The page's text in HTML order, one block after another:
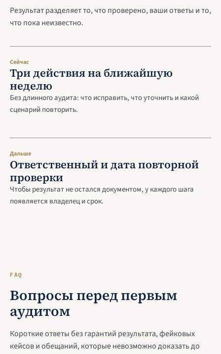
Результат разделяет то, что проверено, ваши ответы и то,
что пока неизвестно.
Сейчас
Три действия на ближайшую
неделю
Без длинного аудита: что исправить, что уточнить и какой
сценарий повторить.
Дальше
Ответственный и дата повторной
проверки
Чтобы результат не остался документом, у каждого шага
появляется владелец и срок.
FAQ
Вопросы перед первым
аудитом
Короткие ответы без гарантий результата, фейковых
кейсов и обещаний, которые невозможно доказать до